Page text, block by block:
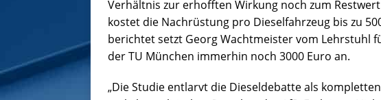
Verhältnis zur erhofften Wirkung noch zum
kostet die Nachrüstung pro Dieselfahrzeug bis zu
berichtet setzt Georg Wachtmeister vom Lehrstuhl
der TU München immerhin noch 3000 Euro an.
„Die Studie entlarvt die Dieseldebatte als